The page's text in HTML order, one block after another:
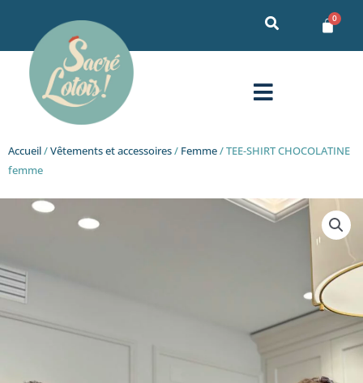
contenu
Menu
Accueil/Vêtements et accessoires/ Femme/ TEE-SHIRT CHOCOLATINE
femme